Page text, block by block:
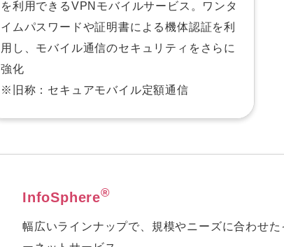
を利用できるVPNモバイルサービス。ワンタ
イムパスワードや証明書による機体認証を利
用し、モバイル通信のセキュリティをさらに
強化
※旧称：セキュアモバイル定額通信
InfoSphere®
幅広いラインナップで、規模やニーズに合わせ